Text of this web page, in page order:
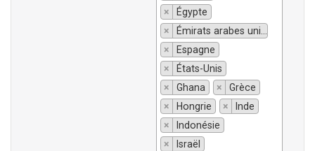
×
Égypte
×
Émirats arabes unis
×
Espagne
×
États-Unis
×
Ghana ×
Grèce
×
Hongrie ×
Inde
×
Indonésie
×
Israël